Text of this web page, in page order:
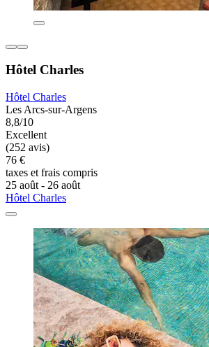
Hôtel Charles
Hôtel Charles
Les Arcs-sur-Argens
8,8/10
Excellent
(252 avis)
76 €
taxes et frais compris
25 août - 26 août
Hôtel Charles